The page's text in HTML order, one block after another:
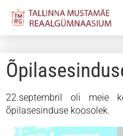
22.septembril oli meie
õpilasesinduse koosolek.